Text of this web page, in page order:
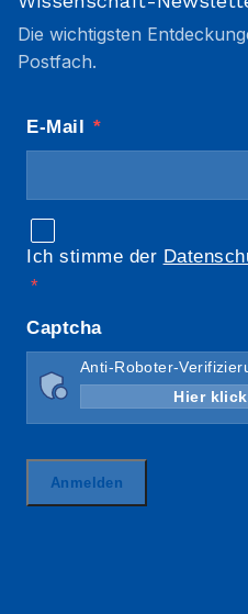
Die wichtigsten
Postfach.